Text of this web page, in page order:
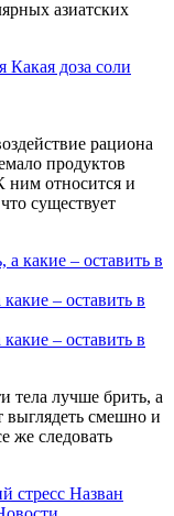
азиатских
Какая доза соли
рациона
продуктов
ним относится и
существует
– оставить в
– оставить в
тела лучше брить, а
выглядеть смешно и
же следовать
Назван